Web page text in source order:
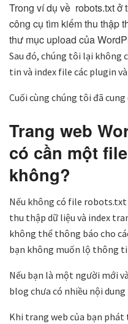
Trong ví dụ về robots.txt ở
công cụ tìm kiếm thu thập
thư mục upload của
Sau đó, chúng tôi lại không
tin và index file các plugin
Cuối cùng chúng tôi đã
Trang web
có cần một
không?
Nếu không có file
thu thập dữ liệu và index
không thể thông báo cho
bạn không muốn lộ thông
Nếu bạn là một người mới
blog chưa có nhiều nội
Khi trang web của bạn